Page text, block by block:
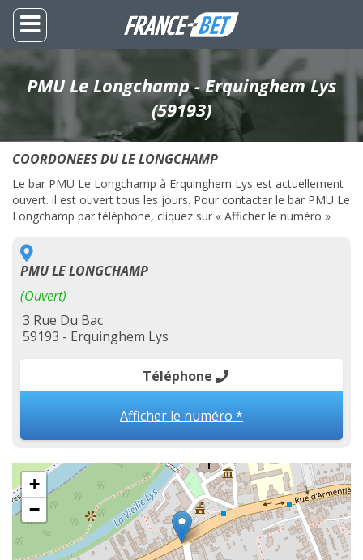
PMU Le Longchamp - Erquinghem Lys
(59193)
COORDONEES DU LE LONGCHAMP
Le bar PMU Le Longchamp à Erquinghem Lys est actuellement
ouvert. il est ouvert tous les jours. Pour contacter le bar PMU Le
Longchamp par téléphone, cliquez sur « Afficher le numéro » .
PMU LE LONGCHAMP
(Ouvert)
3 Rue Du Bac
59193 - Erquinghem Lys
Téléphone
Afficher le numéro *
+
−